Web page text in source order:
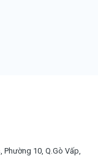
10, Q.Gò Vấp,